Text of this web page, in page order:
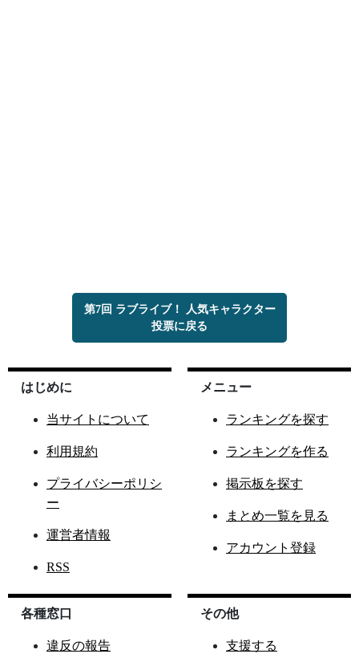
第7回 ラブライブ！ 人気キャラクター
投票に戻る
はじめに
当サイトについて
利用規約
プライバシーポリシ
ー
運営者情報
RSS
メニュー
ランキングを探す
ランキングを作る
掲示板を探す
まとめ一覧を見る
アカウント登録
各種窓口
違反の報告
その他
支援する